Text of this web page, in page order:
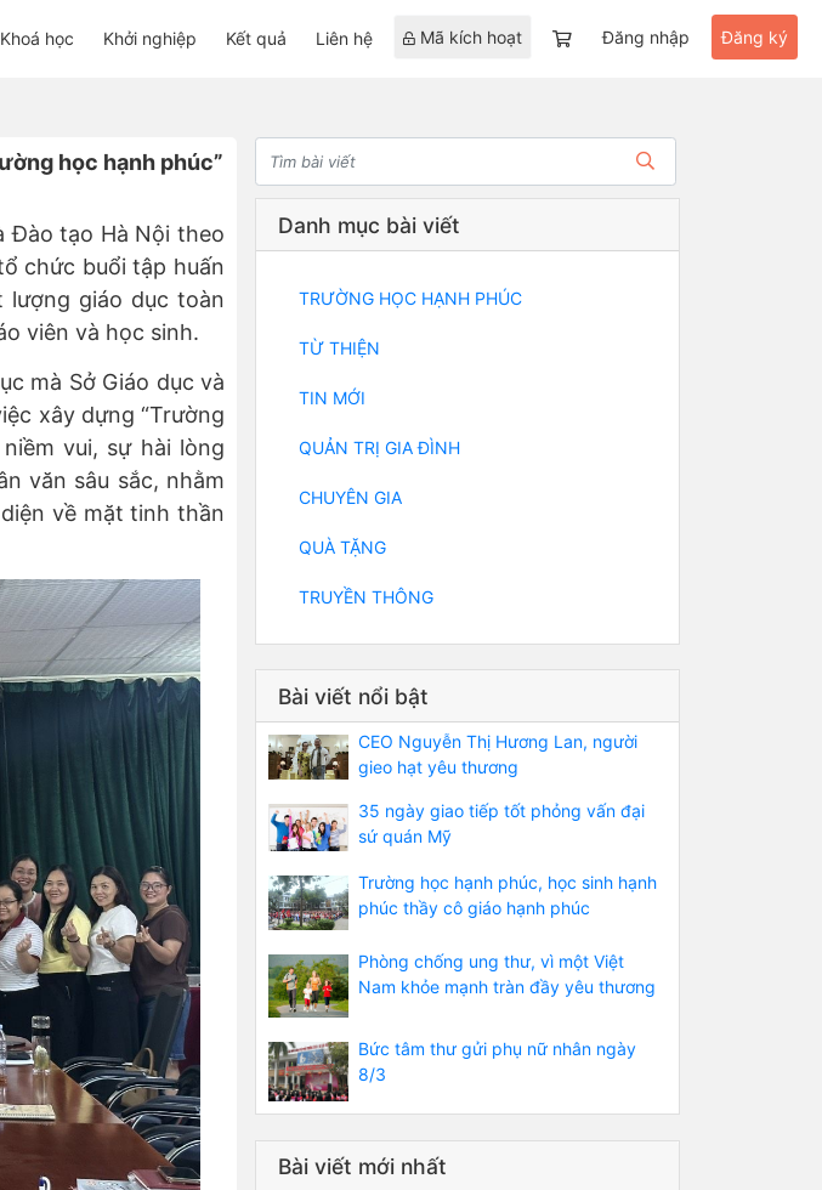
Khoá học Khởi nghiệp Kết quả Liên hệ Mã kích hoạt Đăng nhập Đăng ký
học hạnh phúc”
Đào tạo Hà Nội theo
chức buổi tập huấn
lượng giáo dục toàn
viên và học sinh.
mà Sở Giáo dục và
xây dựng “Trường
vui, sự hài lòng
văn sâu sắc, nhằm
về mặt tinh thần
Danh mục bài viết
TRƯỜNG HỌC HẠNH PHÚC
TỪ THIỆN
TIN MỚI
QUẢN TRỊ GIA ĐÌNH
CHUYÊN GIA
QUÀ TẶNG
TRUYỀN THÔNG
Bài viết nổi bật
CEO Nguyễn Thị Hương Lan, người
gieo hạt yêu thương
35 ngày giao tiếp tốt phỏng vấn đại
sứ quán Mỹ
Trường học hạnh phúc, học sinh hạnh
phúc thầy cô giáo hạnh phúc
Phòng chống ung thư, vì một Việt
Nam khỏe mạnh tràn đầy yêu thương
Bức tâm thư gửi phụ nữ nhân ngày
8/3
Bài viết mới nhất